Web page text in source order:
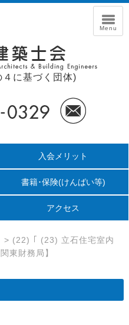
に基づく団体)
入会メリット
書籍･保険(けんばい等)
アクセス
> (22) ｢ (23) 立石住宅室内
東財務局】